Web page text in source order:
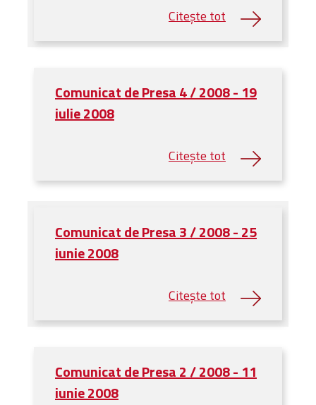
Din viața „familiei”
diecezei
Lectura Lunii
Comunicat de Presa 4 / 2008 - 19
iulie 2008
Comunicat de Presa 3 / 2008 - 25
iunie 2008
Comunicat de Presa 2 / 2008 - 11
iunie 2008